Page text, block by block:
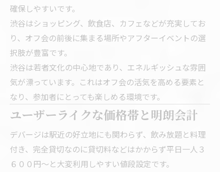
確保しやすいです。
渋谷はショッピング、飲食店、カフェなどが充実してお
り、オフ会の前後に集まる場所やアフターイベントの選
択肢が豊富です。
渋谷は若者文化の中心地であり、エネルギッシュな雰囲
気が漂っています。これはオフ会の活気を高める要素と
なり、参加者にとっても楽しめる環境です。
ユーザーライクな価格帯と明朗会計
デバージは駅近の好立地にも関わらず、飲み放題と料理
付き、完全貸切なのに貸切料などはかからず平日一人３
６００円～と大変利用しやすい値段設定です。